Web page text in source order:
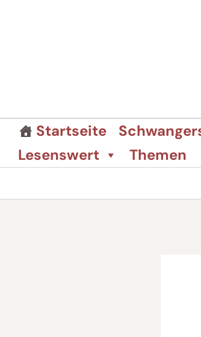
Startseite
Lesenswert
Themen